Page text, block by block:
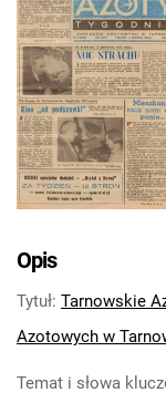
Feliksa
Tarnowskie
Feliksa
Tarnowskie
Feliksa
Tarnowskie
Opis
Tytuł: Tarnowskie
Azotowych w
Temat i słowa